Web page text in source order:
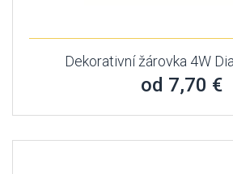
Dekorativní žárovka 4W
od 7,70 €